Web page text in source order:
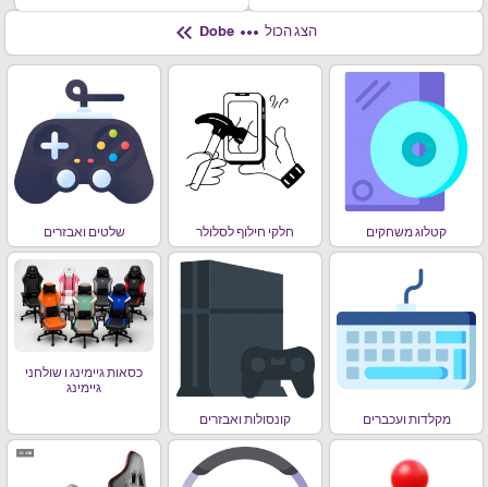
הצג הכול more_horiz
keyboard_double_arrow_left
קטלוג משחקים חלקי חילוף לסלולר שלטים ואבזרים
מקלדות ועכברים קונסולות ואבזרים
כסאות גיימינג ו שולחני
גיימינג